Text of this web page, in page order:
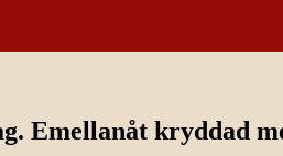
Emellanåt kryddad